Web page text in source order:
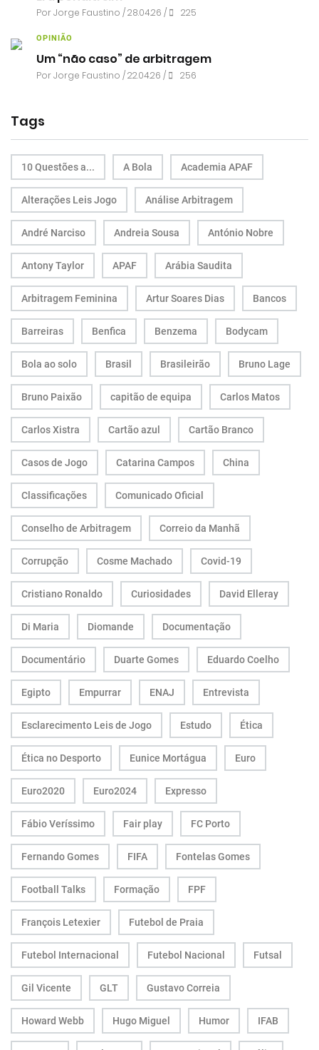
PorJorge Faustino / 28.04.26 / 225
OPINIÃO
Um “não caso” de arbitragem
PorJorge Faustino / 22.04.26 / 256
Tags
10 Questões a... A Bola Academia APAF
Alterações Leis Jogo Análise Arbitragem
André Narciso Andreia Sousa António Nobre
Antony Taylor APAF Arábia Saudita
Arbitragem Feminina Artur Soares Dias Bancos
Barreiras Benfica Benzema Bodycam
Bola ao solo Brasil Brasileirão Bruno Lage
Bruno Paixão capitão de equipa Carlos Matos
Carlos Xistra Cartão azul Cartão Branco
Casos de Jogo Catarina Campos China
Classificações Comunicado Oficial
Conselho de Arbitragem Correio da Manhã
Corrupção Cosme Machado Covid-19
Cristiano Ronaldo Curiosidades David Elleray
Di Maria Diomande Documentação
Documentário Duarte Gomes Eduardo Coelho
Egipto Empurrar ENAJ Entrevista
Esclarecimento Leis de Jogo Estudo Ética
Ética no Desporto Eunice Mortágua Euro
Euro2020 Euro2024 Expresso
Fábio Veríssimo Fair play FC Porto
Fernando Gomes FIFA Fontelas Gomes
Football Talks Formação FPF
François Letexier Futebol de Praia
Futebol Internacional Futebol Nacional Futsal
Gil Vicente GLT Gustavo Correia
Howard Webb Hugo Miguel Humor IFAB